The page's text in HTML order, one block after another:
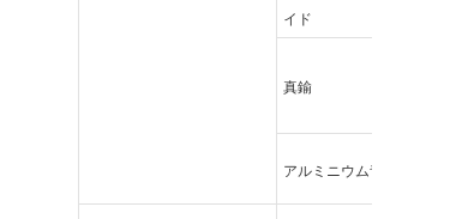
イド
真鍮
アルミニウム青銅